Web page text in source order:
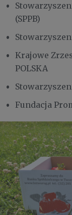
(SPPB)
Krajowe
POLSKA
Fundacja